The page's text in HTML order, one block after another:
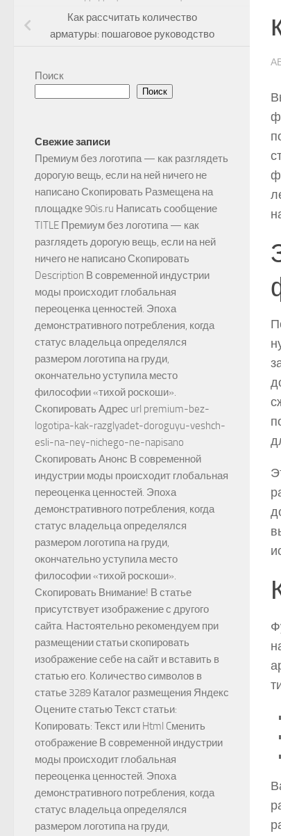
Как рассчитать количество
арматуры: пошаговое руководство
Поиск
Поиск
Свежие записи
Премиум без логотипа — как разглядеть
дорогую вещь, если на ней ничего не
написано Скопировать Размещена на
площадке 90is.ru Написать сообщение
TITLE Премиум без логотипа — как
разглядеть дорогую вещь, если на ней
ничего не написано Скопировать
Description В современной индустрии
моды происходит глобальная
переоценка ценностей. Эпоха
демонстративного потребления, когда
статус владельца определялся
размером логотипа на груди,
окончательно уступила место
философии «тихой роскоши».
Скопировать Адрес url premium-bez-
logotipa-kak-razglyadet-doroguyu-veshch-
esli-na-ney-nichego-ne-napisano
Скопировать Анонс В современной
индустрии моды происходит глобальная
переоценка ценностей. Эпоха
демонстративного потребления, когда
статус владельца определялся
размером логотипа на груди,
окончательно уступила место
философии «тихой роскоши».
Скопировать Внимание! В статье
присутствует изображение с другого
сайта. Настоятельно рекомендуем при
размещении статьи скопировать
изображение себе на сайт и вставить в
статью его. Количество символов в
статье 3289 Каталог размещения Яндекс
Оцените статью Текст статьи:
Копировать: Текст или Html Cменить
отображение В современной индустрии
моды происходит глобальная
переоценка ценностей. Эпоха
демонстративного потребления, когда
статус владельца определялся
размером логотипа на груди,